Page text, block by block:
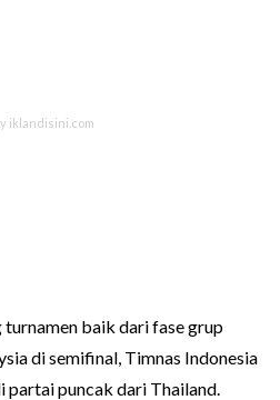
baik dari fase grup
di semifinal, Timnas Indonesia
partai puncak dari Thailand.